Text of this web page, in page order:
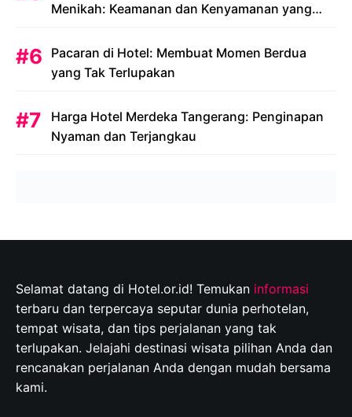
Menikah: Keamanan dan Kenyamanan yang
Pacaran di Hotel: Membuat Momen Berdua
yang Tak Terlupakan
Harga Hotel Merdeka Tangerang: Penginapan
Nyaman dan Terjangkau
Selamat datang di Hotel.or.id! Temukan informasi
terbaru dan terpercaya seputar dunia perhotelan,
tempat wisata, dan tips perjalanan yang tak
terlupakan. Jelajahi destinasi wisata pilihan Anda dan
rencanakan perjalanan Anda dengan mudah bersama
kami.